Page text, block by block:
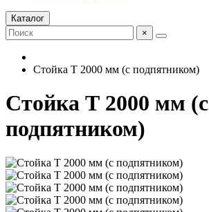
Каталог
×
Стойка Т 2000 мм (с подпятником)
Стойка Т 2000 мм (с
подпятником)